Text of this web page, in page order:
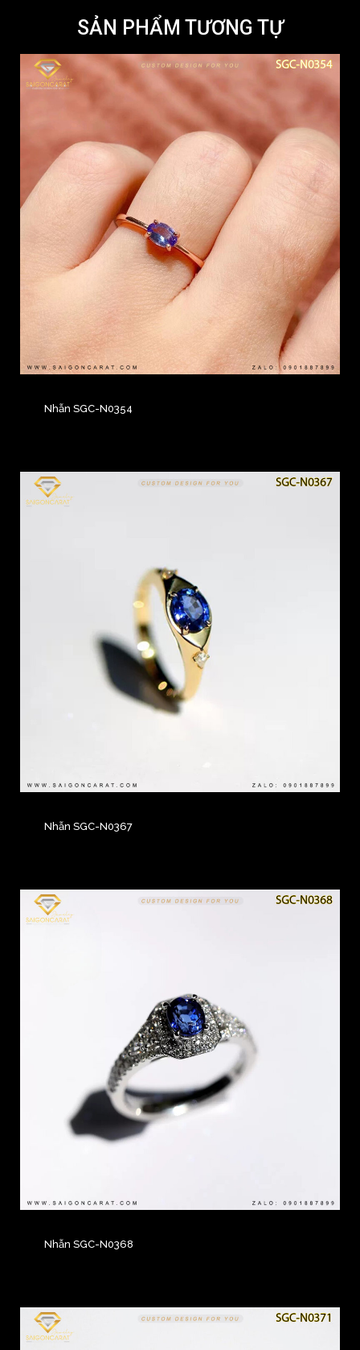
SẢN PHẨM TƯƠNG TỰ
Nhẫn SGC-N0354
Nhẫn SGC-N0367
Nhẫn SGC-N0368